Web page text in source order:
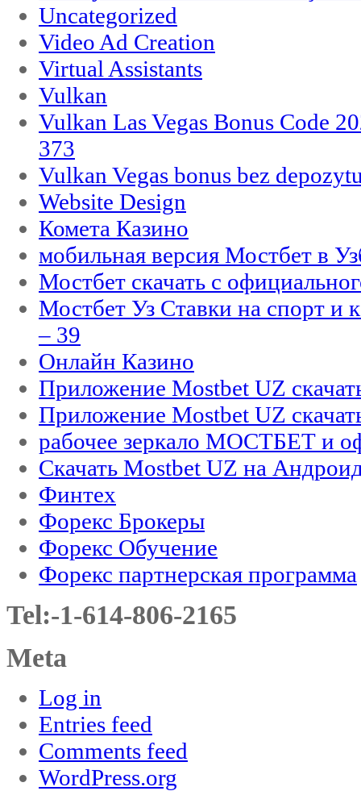
Uncategorized
Video Ad Creation
Virtual Assistants
Vulkan
Vulkan Las Vegas Bonus Code
373
Vulkan Vegas bonus bez
Website Design
Комета Казино
мобильная версия Мостбет в
Мостбет скачать с
Мостбет Уз Ставки на спорт и
– 39
Онлайн Казино
Приложение Mostbet UZ
Приложение Mostbet UZ
рабочее зеркало МОСТБЕТ и
Скачать Mostbet UZ на
Финтех
Форекс Брокеры
Форекс Обучение
Форекс партнерская программа
Tel:-1-614-806-2165
Meta
Log in
Entries feed
Comments feed
WordPress.org